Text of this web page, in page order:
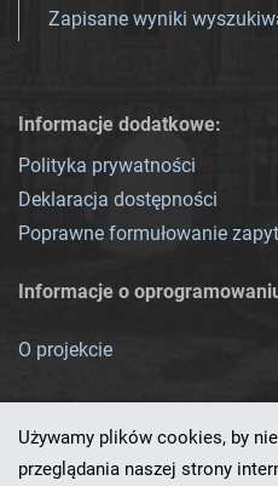
Zapisane wyniki
Informacje dodatkowe:
Polityka prywatności
Deklaracja dostępności
Poprawne formułowanie
Informacje o
O projekcie
Używamy plików cookies, by
przeglądania naszej strony